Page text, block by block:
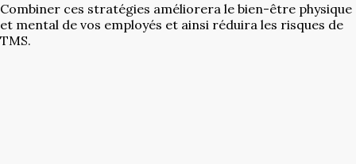
Combiner ces stratégies améliorera le bien-être physique
et mental de vos employés et ainsi réduira les risques de
TMS.